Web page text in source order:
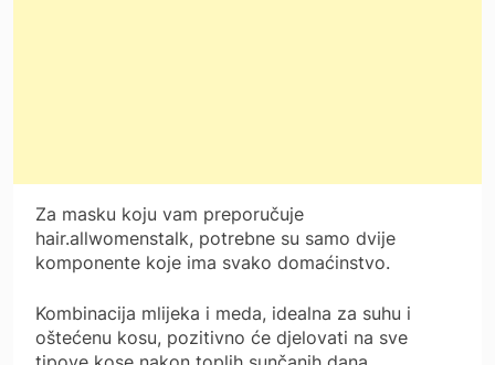
Za masku koju vam preporučuje
hair.allwomenstalk, potrebne su samo dvije
komponente koje ima svako domaćinstvo.
Kombinacija mlijeka i meda, idealna za suhu i
oštećenu kosu, pozitivno će djelovati na sve